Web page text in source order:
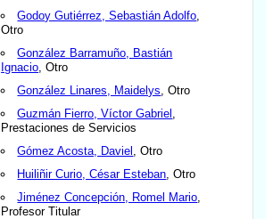
Godoy Gutiérrez, Sebastián Adolfo
Otro
González Barramuño, Bastián
Ignacio , Otro
González Linares, Maidelys , Otro
Guzmán Fierro, Víctor Gabriel
Prestaciones de Servicios
Gómez Acosta, Daviel
, Otro
Huiliñir Curio, César Esteban , Otro
Jiménez Concepción, Romel Mario
Profesor Titular